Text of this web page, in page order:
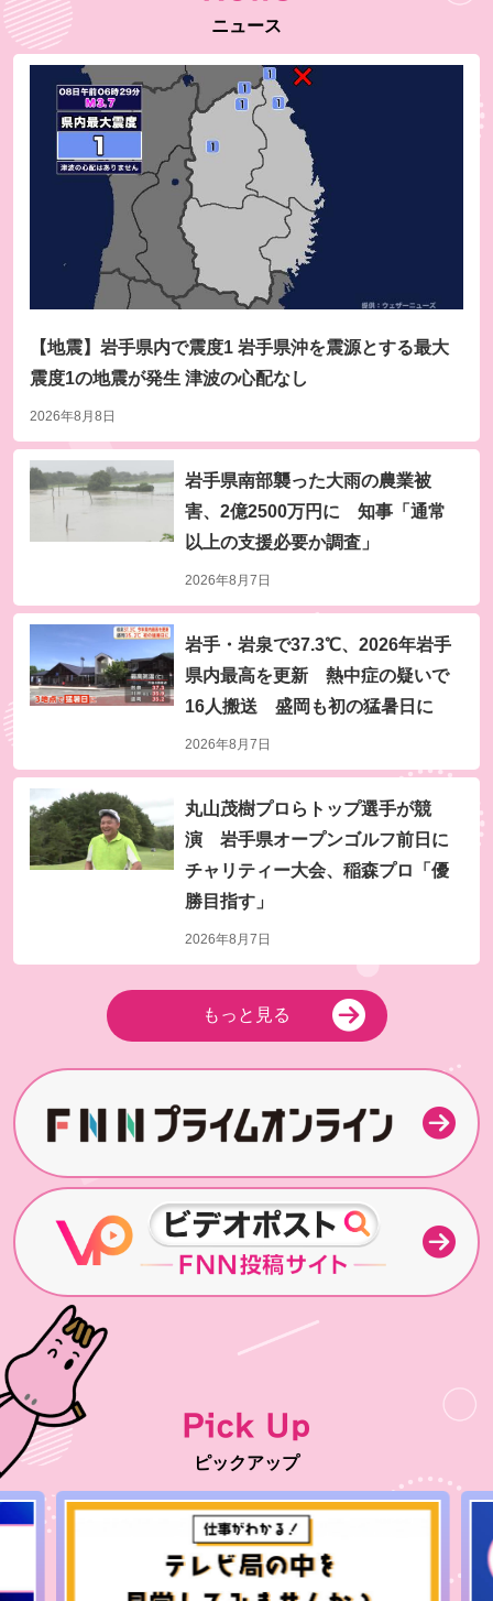
再放送
波うららかに、めおと日和
7/30(木)〜8/12(水) 月～金 午後1時50分
8月8日(土) よる7時～放送
球を救う4時間テレビSP
千鳥の鬼レンチャン
ニュース
【地震】岩手県内で震度1 岩手県沖を震源とする最大
震度1の地震が発生 津波の心配なし
2026年8月8日
岩手県南部襲った大雨の農業被
害、2億2500万円に 知事「通常
以上の支援必要か調査」
2026年8月7日
岩手・岩泉で37.3℃、2026年岩手
県内最高を更新 熱中症の疑いで
16人搬送 盛岡も初の猛暑日に
2026年8月7日
丸山茂樹プロらトップ選手が競
演 岩手県オープンゴルフ前日に
チャリティー大会、稲森プロ「優
勝目指す」
2026年8月7日
もっと見る
Pick Up
ピックアップ